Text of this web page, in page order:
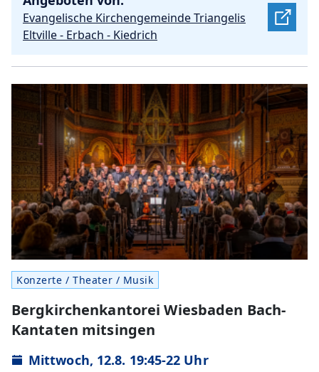
Evangelische Kirchengemeinde Triangelis
Eltville - Erbach - Kiedrich
Konzerte / Theater / Musik
Bergkirchenkantorei Wiesbaden Bach-
Kantaten mitsingen
Mittwoch, 12.8. 19:45-22 Uhr